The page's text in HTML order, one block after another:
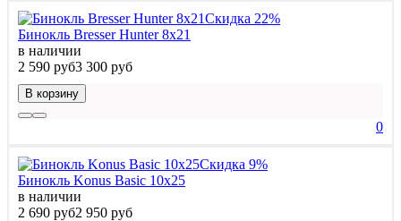
Скидка 22%
Бинокль Bresser Hunter 8x21
в наличии
2 590 руб3 300 руб
В корзину
0
Скидка 9%
Бинокль Konus Basic 10x25
в наличии
2 690 руб2 950 руб